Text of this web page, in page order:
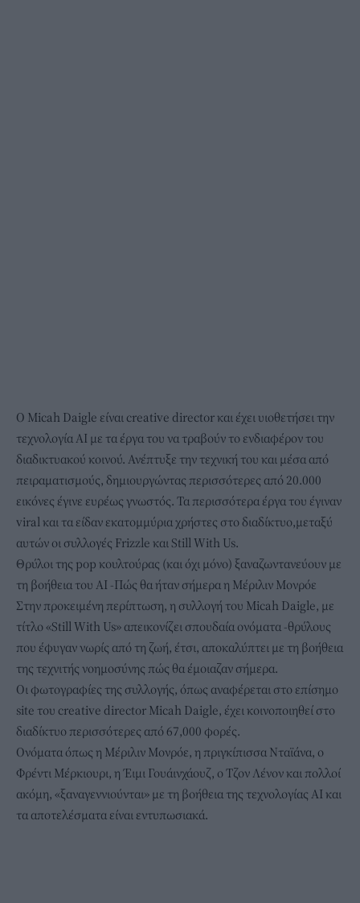
Ο Micah Daigle είναι creative director και έχει υιοθετήσει την
τεχνολογία AI με τα έργα του να τραβούν το ενδιαφέρον του
διαδικτυακού κοινού. Ανέπτυξε την τεχνική του και μέσα από
πειραματισμούς, δημιουργώντας περισσότερες από 20.000
εικόνες έγινε ευρέως γνωστός. Τα περισσότερα έργα του έγιναν
viral και τα είδαν εκατομμύρια χρήστες στο διαδίκτυο,μεταξύ
αυτών οι συλλογές Frizzle και Still With Us.
Θρύλοι της pop κουλτούρας (και όχι μόνο) ξαναζωντανεύουν με
τη βοήθεια του ΑΙ -Πώς θα ήταν σήμερα η Μέριλιν Μονρόε
Στην προκειμένη περίπτωση, η συλλογή του Micah Daigle, με
τίτλο «Still With Us» απεικονίζει σπουδαία ονόματα -θρύλους
που έφυγαν νωρίς από τη ζωή, έτσι, αποκαλύπτει με τη βοήθεια
της τεχνιτής νοημοσύνης πώς θα έμοιαζαν σήμερα.
Οι φωτογραφίες της συλλογής, όπως αναφέρεται στο επίσημο
site του creative director Micah Daigle, έχει κοινοποιηθεί στο
διαδίκτυο περισσότερες από 67,000 φορές.
Ονόματα όπως η Μέριλιν Μονρόε, η πριγκίπισσα Νταϊάνα, ο
Φρέντι Μέρκιουρι, η Έιμι Γουάινχάουζ, ο Τζον Λένον και πολλοί
ακόμη, «ξαναγεννιούνται» με τη βοήθεια της τεχνολογίας AI και
τα αποτελέσματα είναι εντυπωσιακά.